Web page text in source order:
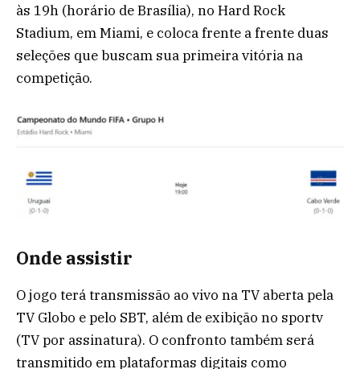
às 19h (horário de Brasília), no Hard Rock
Stadium, em Miami, e coloca frente a frente duas
seleções que buscam sua primeira vitória na
competição.
Onde assistir
O jogo terá transmissão ao vivo na TV aberta pela
TV Globo e pelo SBT, além de exibição no sportv
(TV por assinatura). O confronto também será
transmitido em plataformas digitais como